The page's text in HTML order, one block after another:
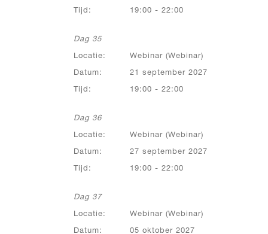
Tijd: 19:00 - 22:00
Dag 35
Locatie: Webinar (Webinar)
Datum: 21 september 2027
Tijd: 19:00 - 22:00
Dag 36
Locatie: Webinar (Webinar)
Datum: 27 september 2027
Tijd: 19:00 - 22:00
Dag 37
Locatie: Webinar (Webinar)
Datum: 05 oktober 2027